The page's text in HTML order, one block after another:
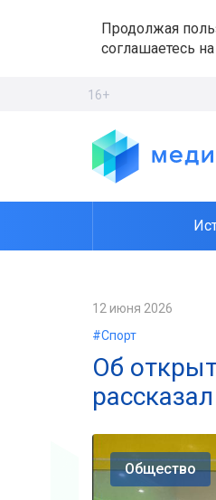
Продолжая
соглашаетесь на
16+
12 июня 2026
#Спорт
Об
Общество